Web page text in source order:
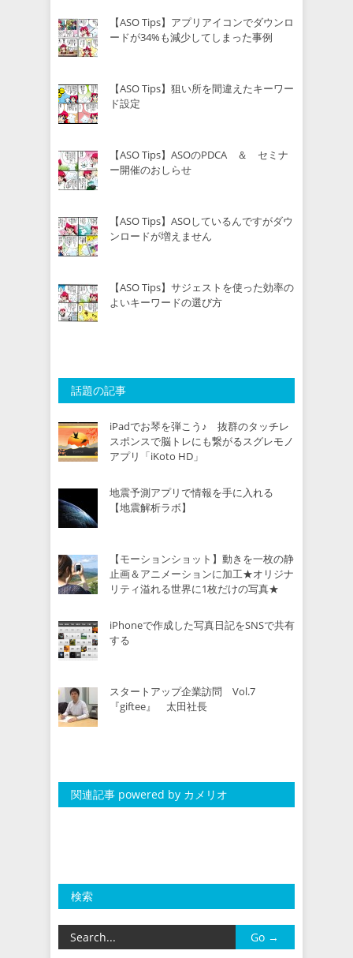
【ASO Tips】アプリアイコンでダウンロ
ードが34%も減少してしまった事例
【ASO Tips】狙い所を間違えたキーワー
ド設定
【ASO Tips】ASOのPDCA ＆ セミナ
ー開催のおしらせ
【ASO Tips】ASOしているんですがダウ
ンロードが増えません
【ASO Tips】サジェストを使った効率の
よいキーワードの選び方
話題の記事
iPadでお琴を弾こう♪ 抜群のタッチレ
スポンスで脳トレにも繋がるスグレモノ
アプリ「iKoto HD」
地震予測アプリで情報を手に入れる
【地震解析ラボ】
【モーションショット】動きを一枚の静
止画＆アニメーションに加工★オリジナ
リティ溢れる世界に1枚だけの写真★
iPhoneで作成した写真日記をSNSで共有
する
スタートアップ企業訪問 Vol.7
『giftee』 太田社長
関連記事 powered by カメリオ
検索